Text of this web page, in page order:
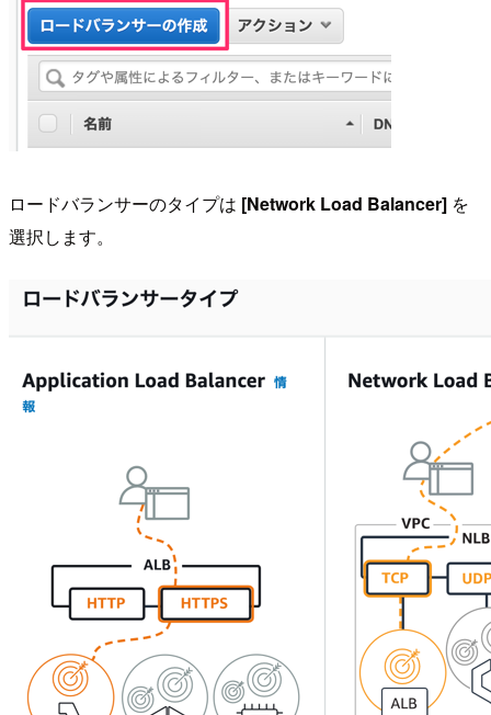
ロードバランサーのタイプは [Network Load Balancer] を
選択します。